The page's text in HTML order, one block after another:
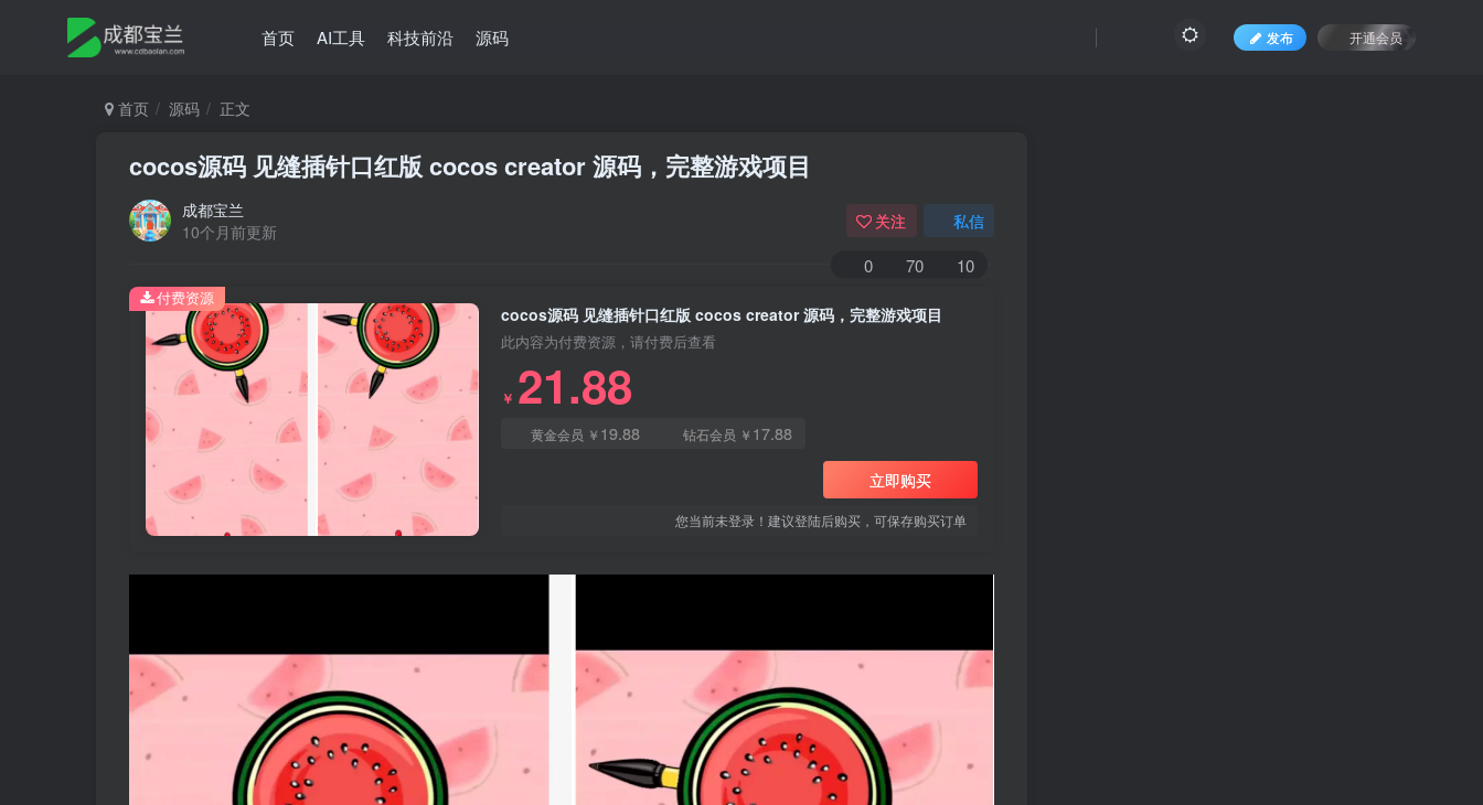
首页 AI工具 科技前沿 源码 发布 开通会员
首页 源码 正文
cocos源码 见缝插针口红版 cocos creator 源码，完整游戏项目
成都宝兰
10个月前更新
关注 私信
0 70 10
cocos源码 见缝插针口红版 cocos creator 源码，完整游戏项目
此内容为付费资源，请付费后查看
￥ 21.88
黄金会员 ￥ 19.88 钻石会员 ￥ 17.88
立即购买
您当前未登录！建议登陆后购买，可保存购买订单
付费资源